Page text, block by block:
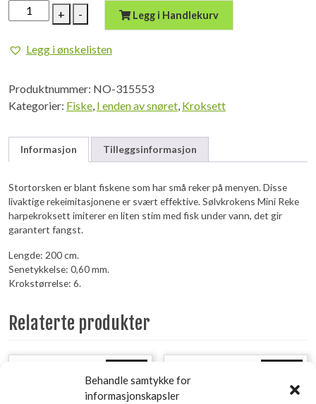
Behandle samtykke for
informasjonskapsler
+
Mini
Reke
antall
- Legg i Handlekurv
Legg i ønskelisten
Produktnummer: NO-315553
Kategorier: Fiske, I enden av snøret, Kroksett
Informasjon Tilleggsinformasjon
Stortorsken er blant fiskene som har små reker på menyen. Disse
livaktige rekeimitasjonene er svært effektive. Sølvkrokens Mini Reke
harpekroksett imiterer en liten stim med fisk under vann, det gir
garantert fangst.
Lengde: 200 cm.
Senetykkelse: 0,60 mm.
Krokstørrelse: 6.
Relaterte produkter